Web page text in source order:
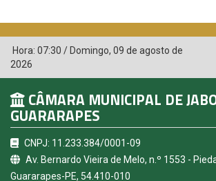
Hora: 07:30 / Domingo, 09 de agosto de
2026
CÂMARA MUNICIPAL DE
GUARARAPES
CNPJ: 11.233.384/0001-09
Av. Bernardo Vieira de Melo, n.º 1553 -
Guararapes-PE, 54.410-010